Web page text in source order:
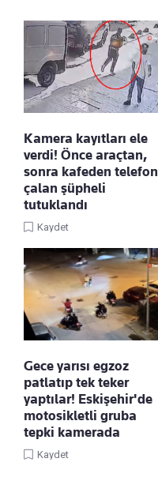
Kamera kayıtları ele
verdi! Önce araçtan,
sonra kafeden telefon
çalan şüpheli
tutuklandı
Kaydet
Gece yarısı egzoz
patlatıp tek teker
yaptılar! Eskişehir'de
motosikletli gruba
tepki kamerada
Kaydet